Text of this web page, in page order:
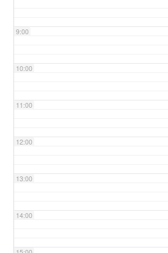
9:00
10:00
11:00
12:00
13:00
14:00